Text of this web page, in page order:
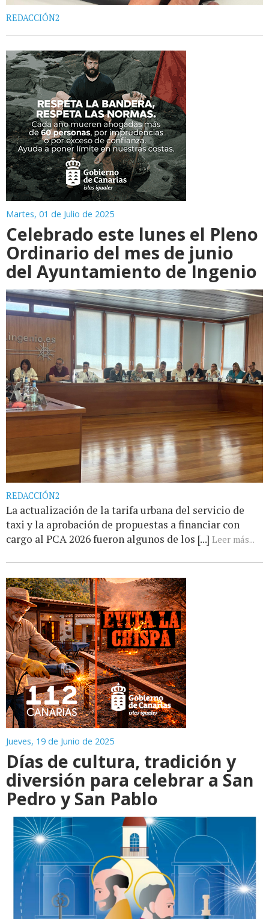
REDACCIÓN2
Martes, 01 de Julio de 2025
Celebrado este lunes el Pleno
Ordinario del mes de junio
del Ayuntamiento de Ingenio
REDACCIÓN2
La actualización de la tarifa urbana del servicio de
taxi y la aprobación de propuestas a financiar con
cargo al PCA 2026 fueron algunos de los [...] Leer más...
Jueves, 19 de Junio de 2025
Días de cultura, tradición y
diversión para celebrar a San
Pedro y San Pablo